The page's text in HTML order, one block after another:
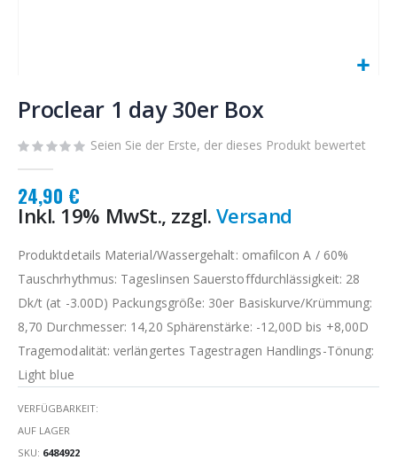
Anfang
der
Bildgalerie
Proclear 1 day 30er Box
Seien Sie der Erste, der dieses Produkt bewertet
24,90 €
Inkl. 19% MwSt., zzgl.Versand
Produktdetails Material/Wassergehalt: omafilcon A / 60%
Tauschrhythmus: Tageslinsen Sauerstoffdurchlässigkeit: 28
Dk/t (at -3.00D) Packungsgröße: 30er Basiskurve/Krümmung:
8,70 Durchmesser: 14,20 Sphärenstärke: -12,00D bis +8,00D
Tragemodalität: verlängertes Tagestragen Handlings-Tönung:
Light blue
VERFÜGBARKEIT:
AUF LAGER
SKU 6484922